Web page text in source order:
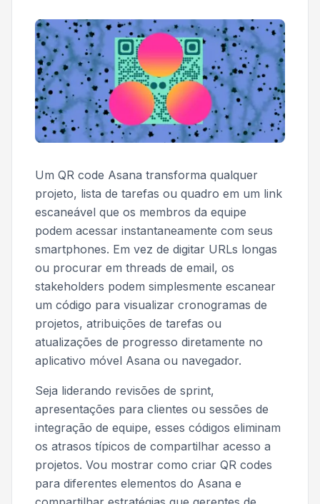
Um QR code Asana transforma qualquer
projeto, lista de tarefas ou quadro em um link
escaneável que os membros da equipe
podem acessar instantaneamente com seus
smartphones. Em vez de digitar URLs longas
ou procurar em threads de email, os
stakeholders podem simplesmente escanear
um código para visualizar cronogramas de
projetos, atribuições de tarefas ou
atualizações de progresso diretamente no
aplicativo móvel Asana ou navegador.
Seja liderando revisões de sprint,
apresentações para clientes ou sessões de
integração de equipe, esses códigos eliminam
os atrasos típicos de compartilhar acesso a
projetos. Vou mostrar como criar QR codes
para diferentes elementos do Asana e